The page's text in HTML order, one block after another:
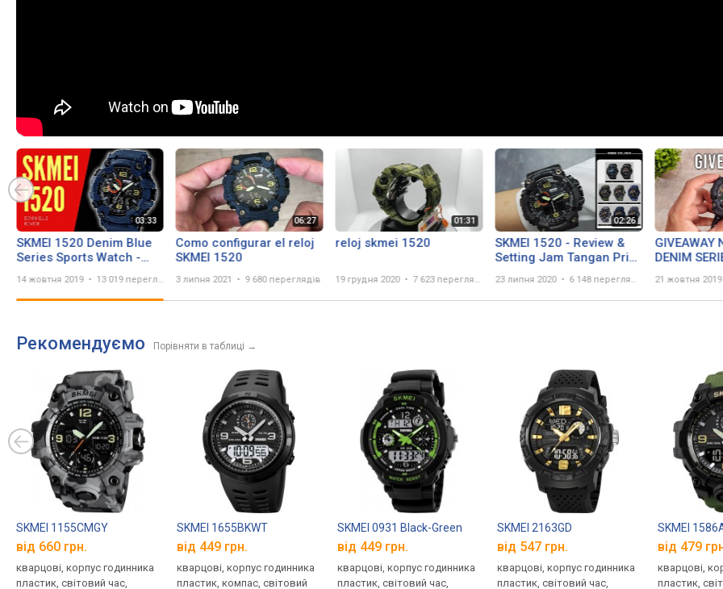
SKMEI 1520 Denim Blue
Series Sports Watch -
14 жовтня 2019 13 019 переглядів
Como configurar el reloj
SKMEI 1520
3 липня 2021 9 680 переглядів
reloj skmei 1520
19 грудня 2020 7 623 перегляда
SKMEI 1520 - Review &
Setting Jam Tangan Pria
(Waktushop Indonesia)
23 липня 2020 6 148 переглядів
GIVEAWAY
DENIM
21 жовтня 2019
Рекомендуємо Порівняти в таблиці →
SKMEI 1155CMGY
від 660 грн.
кварцові, корпус годинника
пластик, світовий час,
SKMEI 1655BKWT
від 449 грн.
кварцові, корпус годинника
пластик, компас, світовий
SKMEI 0931 Black-Green
від 449 грн.
кварцові, корпус годинника
пластик, світовий час,
SKMEI 2163GD
від 547 грн.
кварцові, корпус годинника
пластик, світовий час,
SKMEI
від 479
кварцові,
пластик,